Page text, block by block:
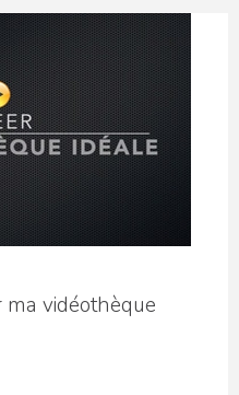
ma vidéothèque